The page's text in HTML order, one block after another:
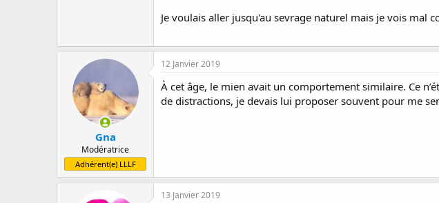
Je voulais aller jusqu'au sevrage naturel mais je vois
Gna
Modératrice
Adhérent(e) LLLF
12 Janvier 2019
À cet âge, le mien avait un comportement similaire. Ce
de distractions, je devais lui proposer souvent pour me
13 Janvier 2019